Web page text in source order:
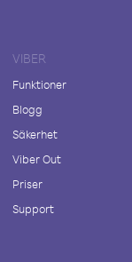
VIBER
Funktioner
Blogg
Säkerhet
Viber Out
Priser
Support